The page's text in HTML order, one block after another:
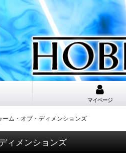
マイページ
ーム・オブ・ディメンションズ
ィメンションズ